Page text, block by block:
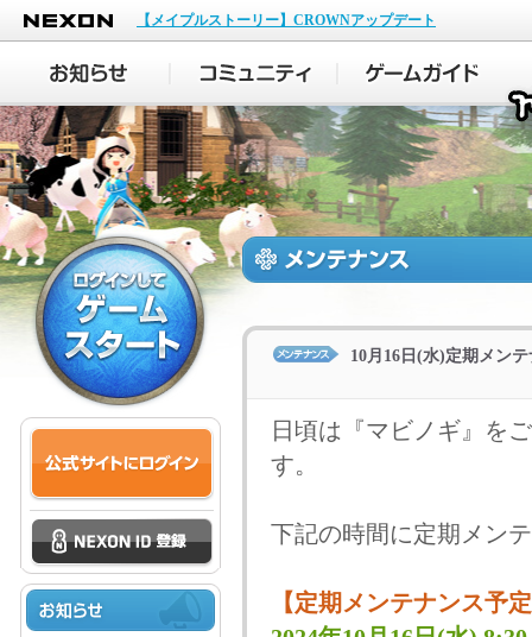
NEXON
【メイプルストーリー】CROWNアップデート
10月16日(水)定期メン
日頃は『マビノギ』を
す。
下記の時間に定期メン
【定期メンテナンス予